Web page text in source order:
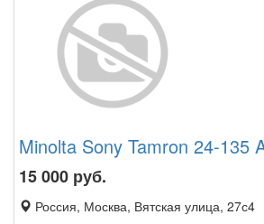
Minolta Sony Tamron 24-135
15 000 руб.
Россия, Москва, Вятская улица, 27с4